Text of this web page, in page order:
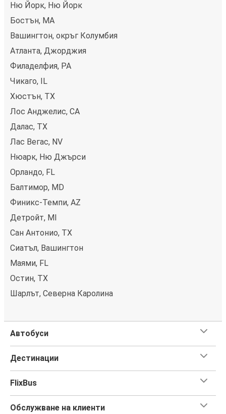
Ню Йорк, Ню Йорк
Бостън, MA
Вашингтон, окръг Колумбия
Атланта, Джорджия
Филаделфия, PA
Чикаго, IL
Хюстън, TX
Лос Анджелис, CA
Далас, TX
Лас Вегас, NV
Нюарк, Ню Джърси
Орландо, FL
Балтимор, MD
Финикс-Темпи, AZ
Детройт, MI
Сан Антонио, TX
Сиатъл, Вашингтон
Маями, FL
Остин, TX
Шарлът, Северна Каролина
Автобуси
Дестинации
FlixBus
Обслужване на клиенти